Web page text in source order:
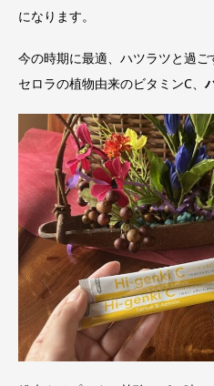
になります。
今の時期に最適、ハツラツと過
セロラの植物由来のビタミンC、